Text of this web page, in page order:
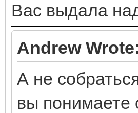
Вас выдала
Andrew Wrote:
А не
вы понимаете